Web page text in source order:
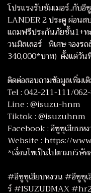
โปรแรงรับซัมเมอร์..กับ
LANDER 2 ประตู ผ่อนส
แถมฟรีประกันภัยชั้น1+ท
วนมิลเลอร์ พิเศษ จองร
340,000*บาท) ตั้งแต่วั
ติดต่อสอบถามข้อมูลเพิ่มเ
Tel : 042-211-111/
Line : @isuzu-hnm
Tiktok : @isuzuhnm
Facebook : อีซูซุเฮียบห
Website : https://
*เงื่อนไขเป็นไปตามบริษั
#อีซูซุเฮียบหงวน #อีซูซุเ
ร์ #ISUZUDMAX